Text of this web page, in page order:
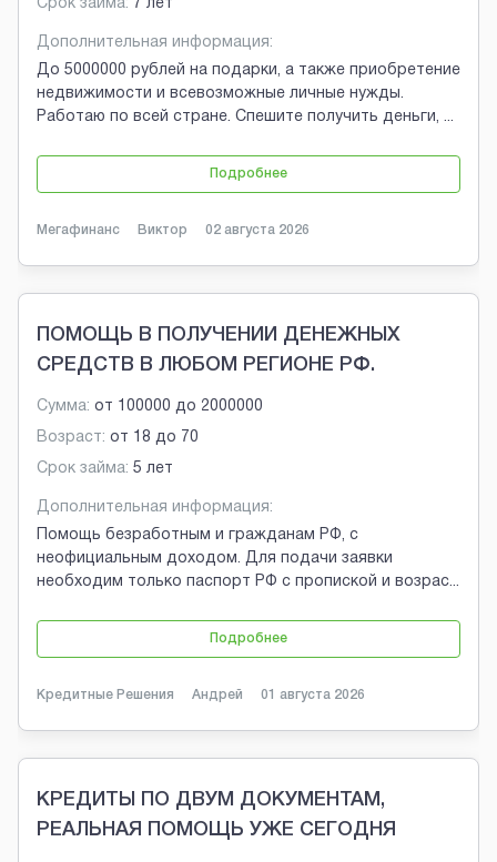
Срок займа: 7 лет
Дополнительная информация:
До 5000000 рублей на подарки, а также приобретение
недвижимости и всевозможные личные нужды.
Работаю по всей стране. Спешите получить деньги, ...
Подробнее
Мегафинанс Виктор 02 августа 2026
ПОМОЩЬ В ПОЛУЧЕНИИ ДЕНЕЖНЫХ
СРЕДСТВ В ЛЮБОМ РЕГИОНЕ РФ.
Сумма: от 100000 до 2000000
Возраст: от 18 до 70
Срок займа: 5 лет
Дополнительная информация:
Помощь безработным и гражданам РФ, с
неофициальным доходом. Для подачи заявки
необходим только паспорт РФ с пропиской и возрас...
Подробнее
Кредитные Решения Андрей 01 августа 2026
КРЕДИТЫ ПО ДВУМ ДОКУМЕНТАМ,
РЕАЛЬНАЯ ПОМОЩЬ УЖЕ СЕГОДНЯ